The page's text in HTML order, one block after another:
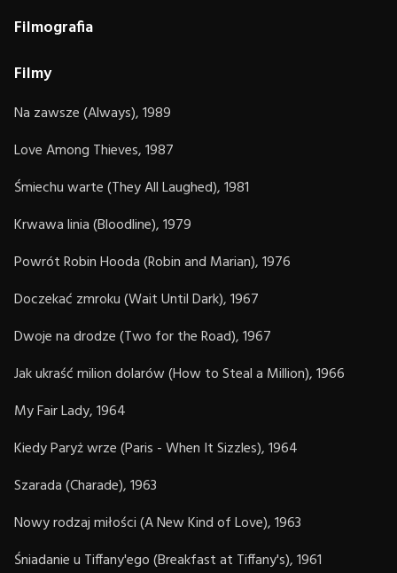
Filmografia
Filmy
Na zawsze (Always), 1989
Love Among Thieves, 1987
Śmiechu warte (They All Laughed), 1981
Krwawa linia (Bloodline), 1979
Powrót Robin Hooda (Robin and Marian), 1976
Doczekać zmroku (Wait Until Dark), 1967
Dwoje na drodze (Two for the Road), 1967
Jak ukraść milion dolarów (How to Steal a Million), 1966
My Fair Lady, 1964
Kiedy Paryż wrze (Paris - When It Sizzles), 1964
Szarada (Charade), 1963
Nowy rodzaj miłości (A New Kind of Love), 1963
Śniadanie u Tiffany'ego (Breakfast at Tiffany's), 1961